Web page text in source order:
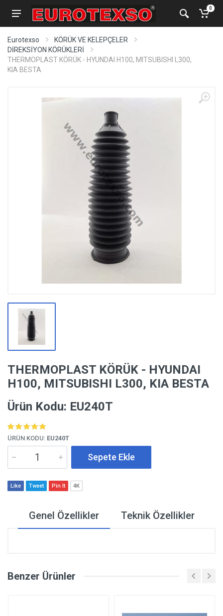
0
Eurotexso
KÖRÜK VE KELEPÇELER
DİREKSİYON KÖRÜKLERİ
THERMOPLAST KÖRÜK - HYUNDAI H100, MITSUBISHI L300,
KIA BESTA
THERMOPLAST KÖRÜK - HYUNDAI
H100, MITSUBISHI L300, KIA BESTA
Ürün Kodu: EU240T
ÜRÜN KODU: EU240T
Sepete Ekle
Like Tweet Pin It 4K
Genel Özellikler Teknik Özellikler
Benzer Ürünler